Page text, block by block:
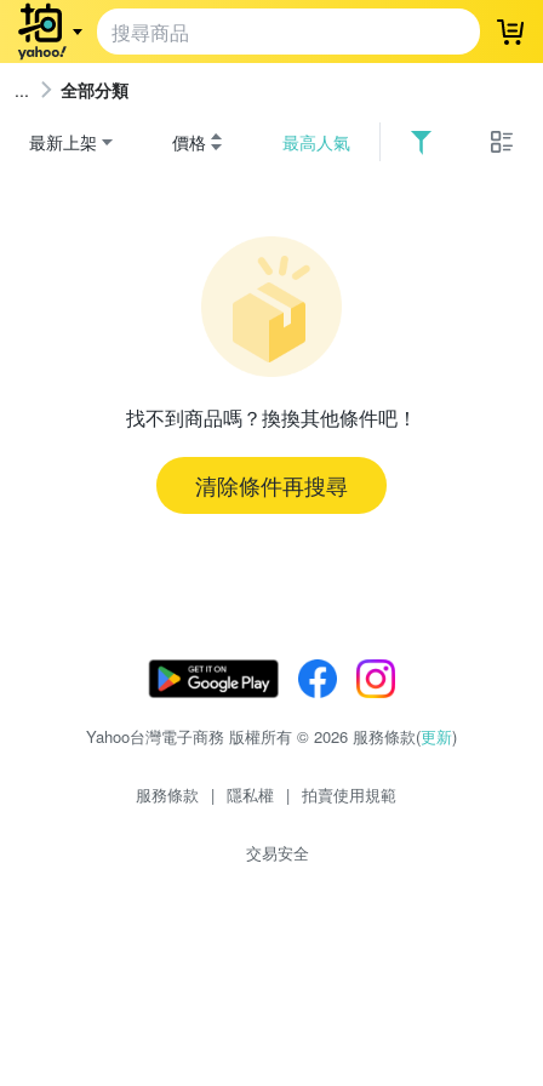
登
全部分類
最新上架 價格 最高人氣
找不到商品嗎？換換其他條件吧！
清除條件再搜尋
Yahoo台灣電子商務 版權所有 © 2026 服務條款(更新)
服務條款 | 隱私權 | 拍賣使用規範
交易安全